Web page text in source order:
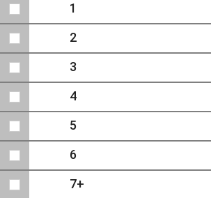
1
2
3
4
5
6
7+